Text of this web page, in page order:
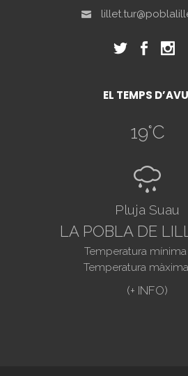
EL TEMPS
19°C
R
Pluja Suau
LA POBLA DE
Temperatura mínima
Temperatura màxima